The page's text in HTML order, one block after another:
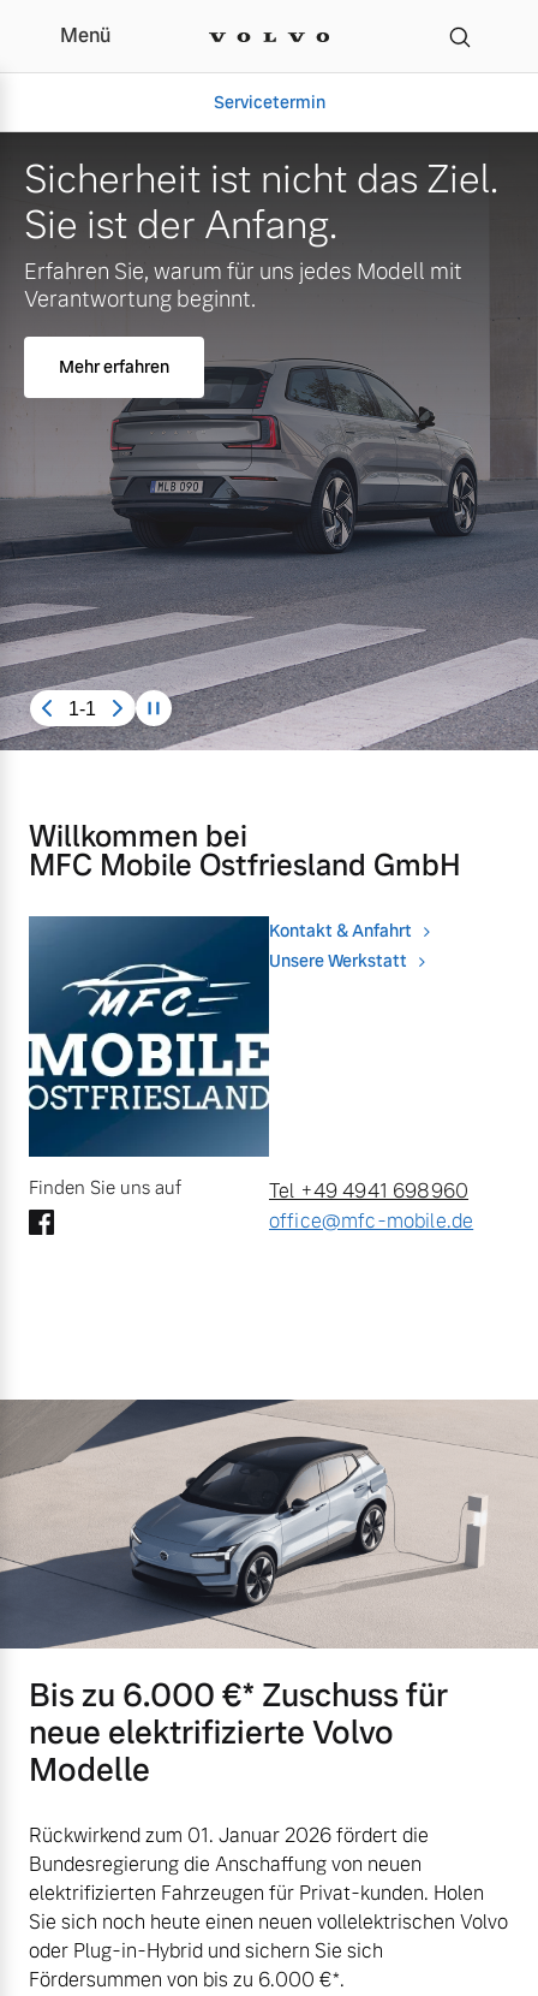
Menü
Servicetermin
Aktuelle Zubehörangebote
Gebrauchtwagen
Aktuelle Zubehörangebote
Zubehörkatalog
Service by Volvo
Über uns
Unser Team
Karriere
Unsere News & Events
Sicherheit ist nicht das Ziel.
Sie ist der Anfang.
Erfahren Sie, warum für uns jedes Modell mit
Verantwortung beginnt.
Mehr erfahren
1-1
Willkommen bei
MFC Mobile Ostfriesland GmbH
Kontakt & Anfahrt
Unsere Werkstatt
Tel +49 4941 698960
office@mfc-mobile.de
Finden Sie uns auf
Bis zu 6.000 €⁠* Zuschuss für
neue elektrifizierte Volvo
Modelle
Rückwirkend zum 01. Januar 2026 fördert die
Bundesregierung die Anschaffung von neuen
elektrifizierten Fahrzeugen für Privat-kunden. Holen
Sie sich noch heute einen neuen vollelektrischen Volvo
oder Plug-in-Hybrid und sichern Sie sich
Fördersummen von bis zu 6.000 €⁠*.